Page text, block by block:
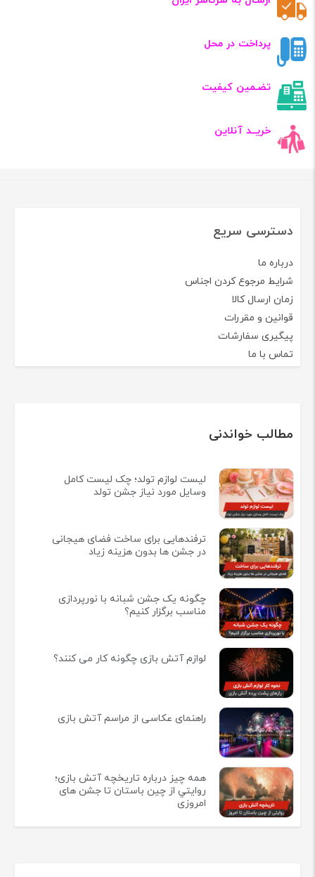
پرداخت در محل
تضـمین کیفیت
خریــد آنلاین
دسترسی سریع
درباره ما
شرایط مرجوع کردن اجناس
زمان ارسال کالا
قوانین و مقررات
پیگیری سفارشات
تماس با ما
مطالب خواندنی
لیست لوازم تولد؛ چک لیست کامل
وسایل مورد نیاز جشن تولد
ترفندهایی برای ساخت فضای هیجانی
در جشن ها بدون هزینه زیاد
چگونه یک جشن شبانه با نورپردازی
مناسب برگزار کنیم؟
لوازم آتش بازی چگونه کار می کنند؟
راهنمای عکاسی از مراسم آتش بازی
همه چيز درباره تاريخچه آتش بازی؛
روايتي از چين باستان تا جشن های
امروزی